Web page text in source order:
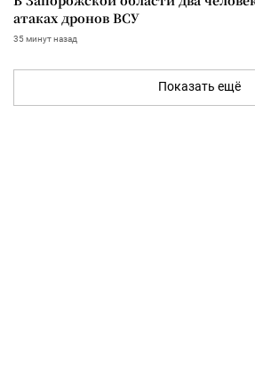
атаках дронов ВСУ
35 минут назад
Показать ещё